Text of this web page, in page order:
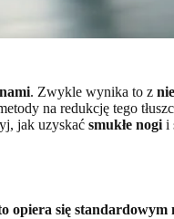
. Zwykle wynika to z
na redukcję tego
jak uzyskać smukłe nogi i
opiera się